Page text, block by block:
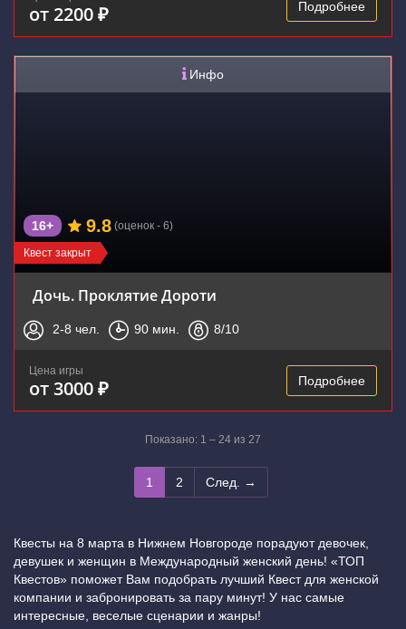
от 2200 ₽ Подробнее
Инфо
Квест закрыт
16+ 9.8 (оценок - 6)
Дочь. Проклятие Дороти
2-8 чел. 90 мин. 8/10
Цена игры
от 3000 ₽ Подробнее
Показано: 1 – 24 из 27
1 2 След. →
Квесты на 8 марта в Нижнем Новгороде порадуют девочек,
девушек и женщин в Международный женский день! «ТОП
Квестов» поможет Вам подобрать лучший Квест для женской
компании и забронировать за пару минут! У нас самые
интересные, веселые сценарии и жанры!